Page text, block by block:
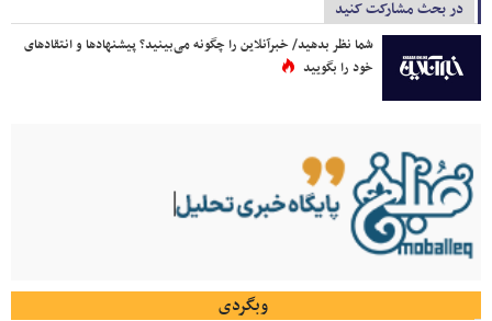
در بحث مشارکت کنید
شما نظر بدهید/ خبرآنلاین را چگونه می‌بینید؟ پیشنهادها و انتقادهای
خود را بگویید
وبگردی